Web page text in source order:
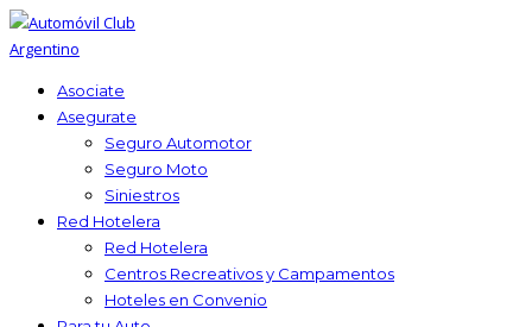
Asociate
Asegurate
Seguro Automotor
Seguro Moto
Siniestros
Red Hotelera
Red Hotelera
Centros Recreativos y Campamentos
Hoteles en Convenio